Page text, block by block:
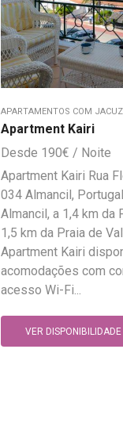
APARTAMENTOS COM
Apartment Kairi
190€
Apartment Kairi Rua
034 Almancil,
Almancil, a 1,4 km da
1,5 km da Praia de
Apartment Kairi
acomodações com
acesso Wi-Fi...
VER DISPONIBILIDADE